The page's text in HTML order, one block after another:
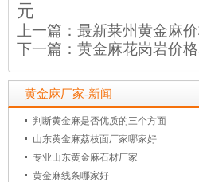
元
上一篇： 最新莱州黄金麻
下一篇： 黄金麻花岗岩价
黄金麻厂家-新闻
判断黄金麻是否优质的三个方面
山东黄金麻荔枝面厂家哪家好
专业山东黄金麻石材厂家
黄金麻线条哪家好